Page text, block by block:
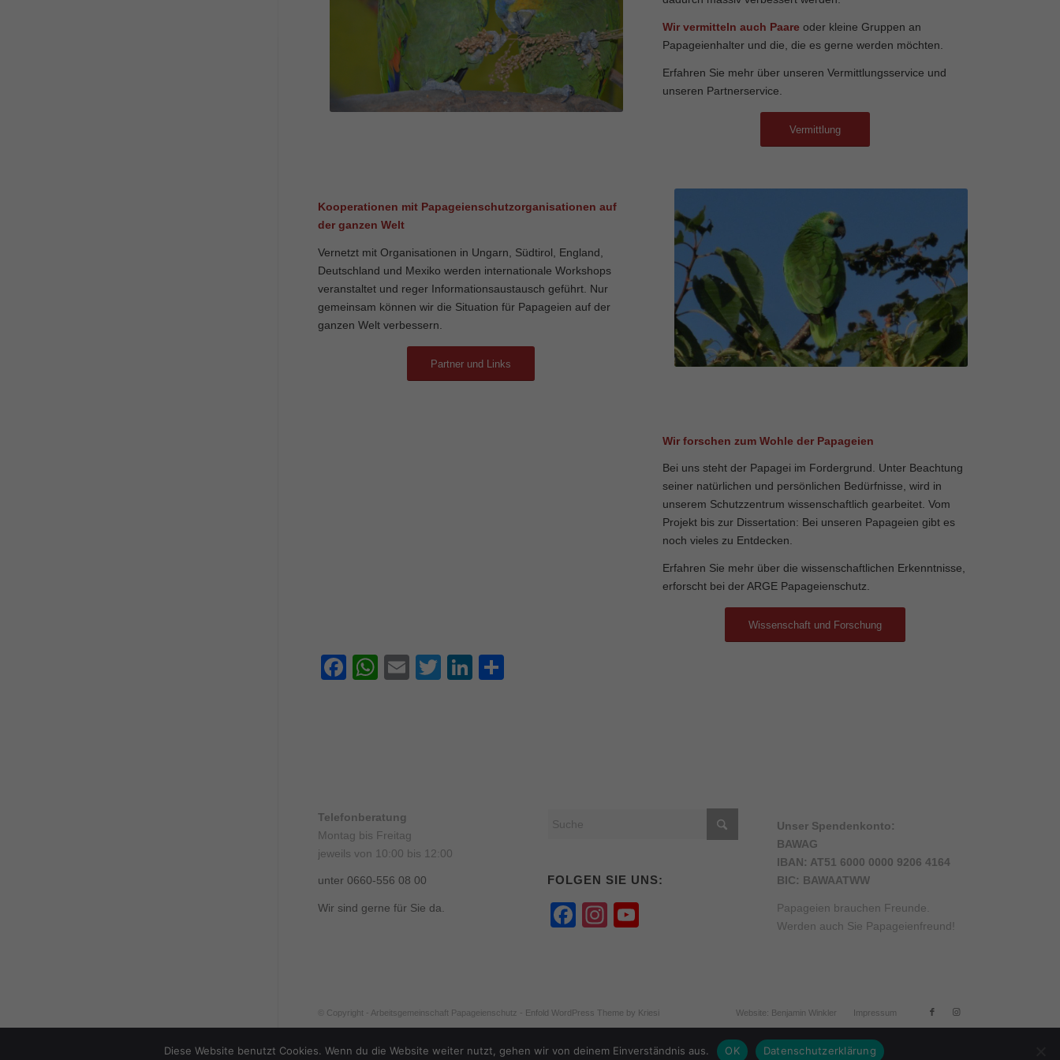
Wir vermitteln auch Paare oder kleine Gruppen an
Papageienhalter und die, die es gerne werden möchten.
Erfahren Sie mehr über unseren Vermittlungsservice und
unseren Partnerservice.
Vermittlung
Kooperationen mit Papageienschutzorganisationen auf
der ganzen Welt
Vernetzt mit Organisationen in Ungarn, Südtirol, England,
Deutschland und Mexiko werden internationale Workshops
veranstaltet und reger Informationsaustausch geführt. Nur
gemeinsam können wir die Situation für Papageien auf der
ganzen Welt verbessern.
Partner und Links
Wir forschen zum Wohle der Papageien
Bei uns steht der Papagei im Fordergrund. Unter Beachtung
seiner natürlichen und persönlichen Bedürfnisse, wird in
unserem Schutzzentrum wissenschaftlich gearbeitet. Vom
Projekt bis zur Dissertation: Bei unseren Papageien gibt es
noch vieles zu Entdecken.
Erfahren Sie mehr über die wissenschaftlichen Erkenntnisse,
erforscht bei der ARGE Papageienschutz.
Wissenschaft und Forschung
Facebook
WhatsApp
EmailTwitterLinkedIn
Telefonberatung
Montag bis Freitag
jeweils von 10:00 bis 12:00
unter 0660-556 08 00
Wir sind gerne für Sie da.
FOLGEN SIE UNS:
Facebook
Instagram
Unser Spendenkonto:
BAWAG
IBAN: AT51 6000 0000 9206 4164
BIC: BAWAATWW
Papageien brauchen Freunde.
Werden auch Sie Papageienfreund!
© Copyright - Arbeitsgemeinschaft Papageienschutz - Enfold WordPress Theme by Kriesi Website: Benjamin Winkler Impressum
Diese Website benutzt Cookies. Wenn du die Website weiter nutzt, gehen wir von deinem Einverständnis aus. OK Datenschutzerklärung